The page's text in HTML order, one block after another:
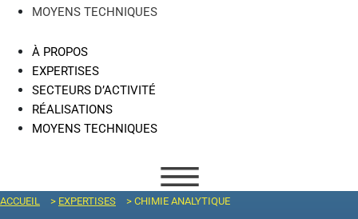
MOYENS TECHNIQUES
À PROPOS
EXPERTISES
SECTEURS D’ACTIVITÉ
RÉALISATIONS
MOYENS TECHNIQUES
ACCUEIL > EXPERTISES > CHIMIE ANALYTIQUE